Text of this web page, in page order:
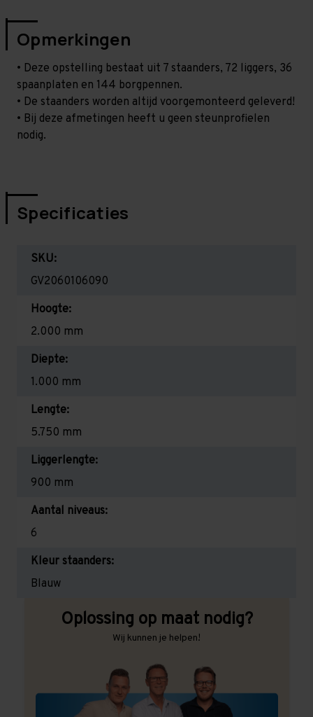
Opmerkingen
• Deze opstelling bestaat uit 7 staanders, 72 liggers, 36
spaanplaten en 144 borgpennen.
• De staanders worden altijd voorgemonteerd geleverd!
• Bij deze afmetingen heeft u geen steunprofielen
nodig.
Specificaties
SKU:
GV2060106090
Hoogte:
2.000 mm
Diepte:
1.000 mm
Lengte:
5.750 mm
Liggerlengte:
900 mm
Aantal niveaus:
6
Kleur staanders:
Blauw
Oplossing op maat nodig?
Wij kunnen je helpen!